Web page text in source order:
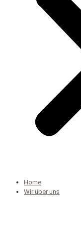
Home
Wir über uns